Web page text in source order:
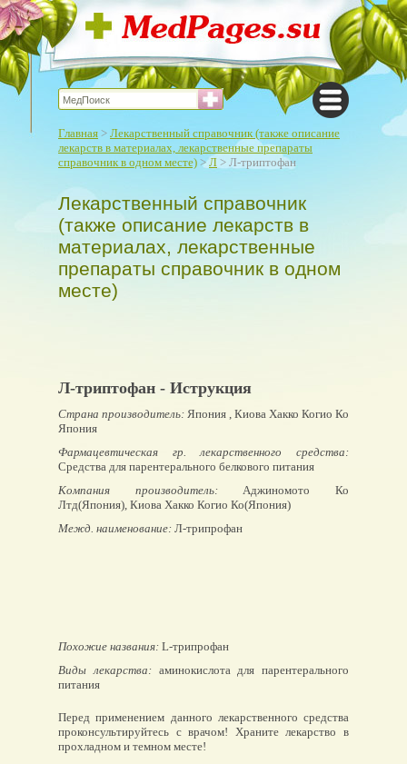
Главная > Лекарственный справочник (также описание
лекарств в материалах, лекарственные препараты
справочник в одном месте) >Л > Л-триптофан
Лекарственный справочник
(также описание лекарств в
материалах, лекарственные
препараты справочник в одном
месте)
Л-триптофан - Иструкция
Страна производитель: Япония , Киова Хакко Когио Ко
Япония
Фармацевтическая гр. лекарственного средства:
Средства для парентерального белкового питания
Компания производитель:Аджиномото Ко
Лтд(Япония), Киова Хакко Когио Ко(Япония)
Межд. наименование: Л-трипрофан
Похожие названия: L-трипрофан
Виды лекарства:аминокислота для парентерального
питания
Перед применением данного лекарственного средства
проконсультируйтесь с врачом! Храните лекарство в
прохладном и темном месте!